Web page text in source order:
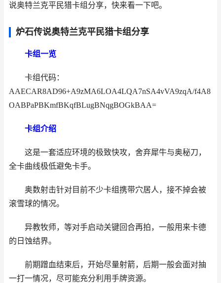
说奥特兰克平民猎卡组分享，快来看一下吧。
炉石传说奥特兰克平民猎卡组分享
卡组一览
卡组代码：
AAECAR8AD96+A9zMA6LOA4LQA7nSA4vVA9zqA/f4A8
OABPaPBKmfBKqfBLugBNqgBOGkBAA=
卡组介绍
这是一套适应环境的极致快攻，舍弃犀牛与奥秘刀，
全卡曲线极低避免卡手。
奥数射击针对目前不少卡组携带穴居人，接不掉会被
滚雪球的情况。
异教牧师，等对手启动关键回合再拍，一般用来卡德
的日蚀结界。
前期蹭血结束后，开始尽量射箭，后期一般会面对抽
一打一情况，尽可能充分利用手牌资源。